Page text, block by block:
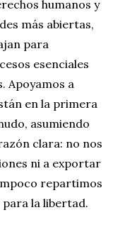
humanos y
más abiertas,
para
esenciales
Apoyamos a
en la primera
asumiendo
clara: no nos
ni a exportar
repartimos
la libertad.